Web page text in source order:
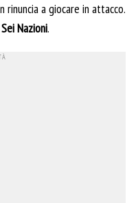
rinuncia a giocare in attacco.
Nazioni.